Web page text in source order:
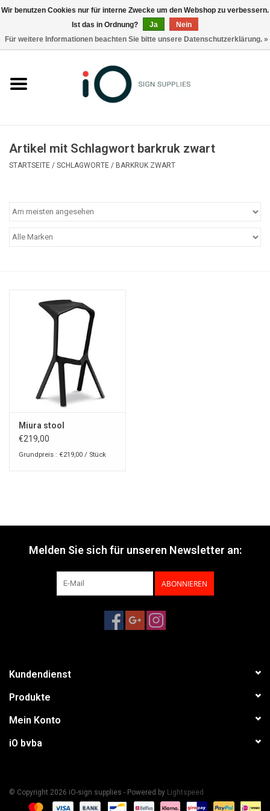
Marken
Artikel mit Schlagwort barkruk zwart
STARTSEITE / SCHLAGWORTE / BARKRUK ZWART
Miura stool
€219,00
Grundpreis : €219,00 / Stück
Melden Sie sich für unseren Newsletter an:
ABONNIEREN
Kundendienst
Produkte
Mein Konto
iO bvba
© Copyright 2026 iO-sign supplies - Powered by Lightspeed
Wir benutzen Cookies nur für interne Zwecke um den Webshop zu verbessern.
Ist das in Ordnung?
Ja
Nein
Für weitere Informationen beachten Sie bitte unsere Datenschutzerklärung. »